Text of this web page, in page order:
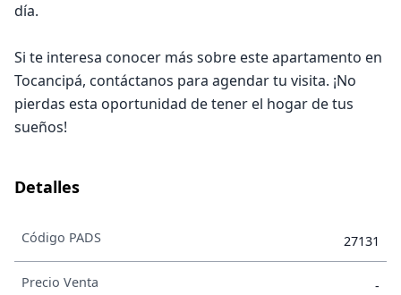
día.
Si te interesa conocer más sobre este apartamento en
Tocancipá, contáctanos para agendar tu visita. ¡No
pierdas esta oportunidad de tener el hogar de tus
sueños!
Detalles
Código PADS 27131
Precio Venta -